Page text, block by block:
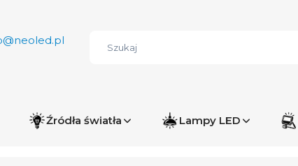
Źródła światła Lampy LED